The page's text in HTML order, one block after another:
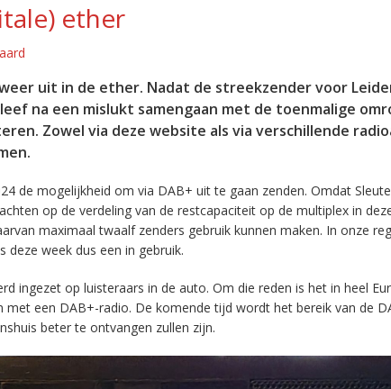
ether
uit in de ether. Nadat de streekzender voor
na een mislukt samengaan met de toenmalige
Zowel via deze website als via verschillende
de mogelijkheid om via DAB+ uit te gaan zenden. Omdat
op de verdeling van de restcapaciteit op de multiplex in
maximaal twaalf zenders gebruik kunnen maken. In onze
deze week dus een in gebruik.
ingezet op luisteraars in de auto. Om die reden is het in heel
een DAB+-radio. De komende tijd wordt het bereik van de
beter te ontvangen zullen zijn.